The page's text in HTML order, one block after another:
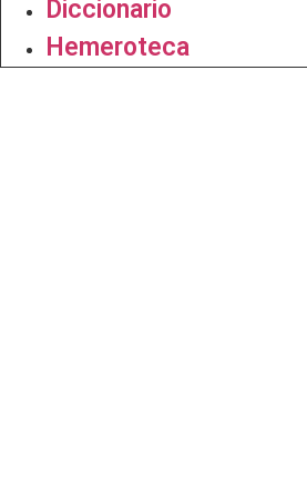
Diccionario
Hemeroteca